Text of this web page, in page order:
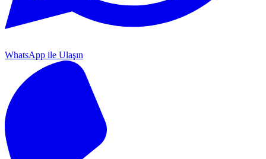
WhatsApp ile Ulaşın